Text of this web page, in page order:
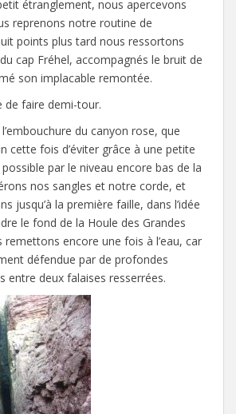
étranglement, nous apercevons
reprenons notre routine de
points plus tard nous ressortons
cap Fréhel, accompagnés le bruit de
son implacable remontée.
de faire demi-tour.
du canyon rose, que
cette fois d’éviter grâce à une petite
par le niveau encore bas de la
nos sangles et notre corde, et
jusqu’à la première faille, dans l’idée
le fond de la Houle des Grandes
remettons encore une fois à l’eau, car
défendue par de profondes
entre deux falaises resserrées.